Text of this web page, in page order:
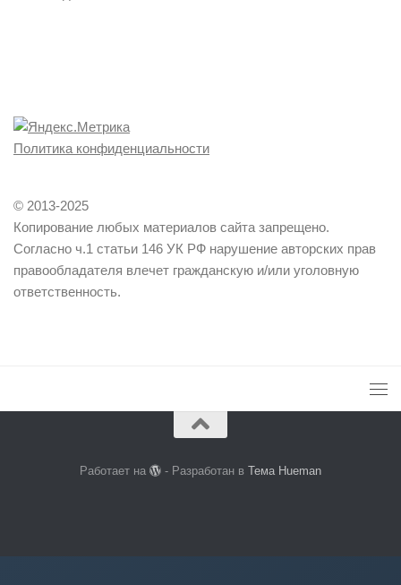
Политика конфиденциальности
© 2013-2025
Копирование любых материалов сайта запрещено.
Согласно ч.1 статьи 146 УК РФ нарушение авторских прав
правообладателя влечет гражданскую и/или уголовную
ответственность.
Работает на - Разработан вТема Hueman